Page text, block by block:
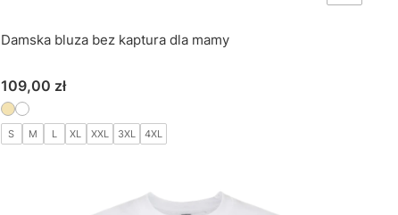
Damska bluza bez kaptura dla mamy
Cena
109,00 zł
S M L XL XXL 3XL 4XL